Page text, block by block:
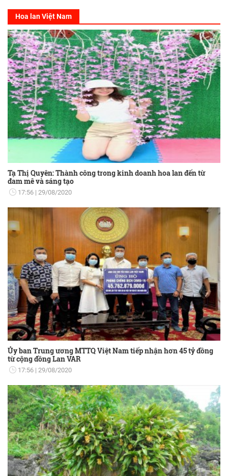
Hoa lan Việt Nam
Tạ Thị Quyên: Thành công trong kinh doanh hoa lan đến từ
đam mê và sáng tạo
17:56 29/08/2020
Ủy ban Trung ương MTTQ Việt Nam tiếp nhận hơn 45 tỷ đồng
từ cộng đồng Lan VAR
17:56 29/08/2020